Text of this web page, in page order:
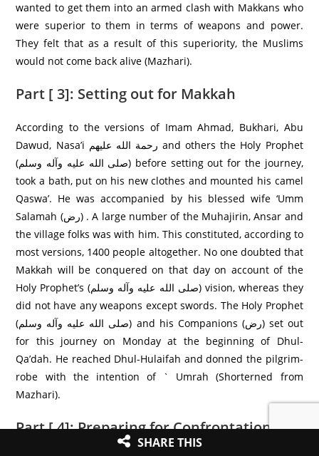
wanted to get them into an armed clash with Makkans who
were superior to them in terms of weapons and power.
They felt that as a result of this superiority, the Muslims
would not come back alive (Mazhari).
Part [ 3]: Setting out for Makkah
According to the versions of Imam Ahmad, Bukhari, Abu
Dawud, Nasa’i رحمة الله عليهم and others the Holy Prophet
(صلى الله عليه وآله وسلم) before setting out for the journey,
took a bath, put on his new clothes and mounted his camel
Qaswa’. He was accompanied by his blessed wife ‘Umm
Salamah (رض) . A large number of the Muhajirin, Ansar and
the village folks was with him. This constituted, according to
most versions, 1400 people altogether. No one doubted that
Makkah will be conquered on that day on account of the
Holy Prophet’s (صلى الله عليه وآله وسلم) vision, whereas they
did not have any weapons except swords. The Holy Prophet
(صلى الله عليه وآله وسلم) and his Companions (رض) set out
for this journey on Monday at the beginning of Dhul-
Qa’dah. He reached Dhul-Hulaifah and donned the pilgrim-
robe with the intention of ` Umrah (Shorterned from
Mazhari).
Part [ 4]: Preparing for Confrontation
SHARE THIS